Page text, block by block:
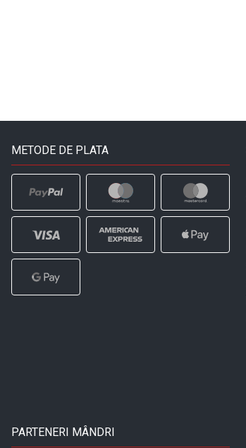
METODE DE PLATA
PARTENERI MÂNDRI